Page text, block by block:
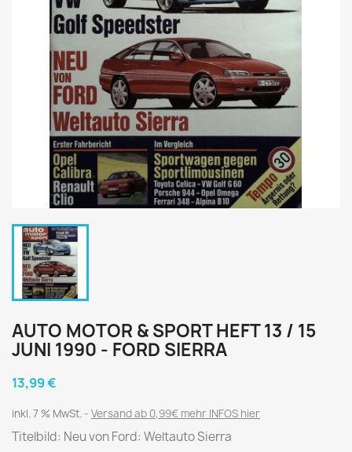
AUTO MOTOR & SPORT HEFT 13 / 15
JUNI 1990 - FORD SIERRA
13,99 €
inkl. 7 % MwSt. Versand ab 0,99€ mehr INFOS hier
Titelbild: Neu von Ford: Weltauto Sierra